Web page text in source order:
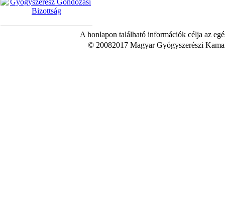
A honlapon található információk célja az
© 20082017 Magyar Gyógyszerészi